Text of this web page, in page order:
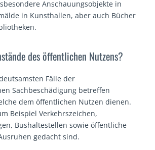
Anschauungsobjekte in
in Kunsthallen, aber auch Bücher
des öffentlichen Nutzens?
Fälle der
Sachbeschädigung betreffen
dem öffentlichen Nutzen dienen.
Beispiel Verkehrszeichen,
Bushaltestellen sowie öffentliche
gedacht sind.